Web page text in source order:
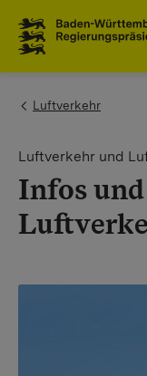
You are here:
Luftverkehr
Luftverkehr und
Infos